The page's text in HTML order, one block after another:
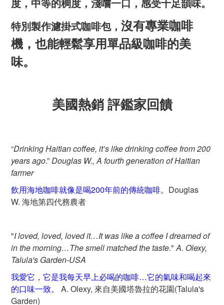
特別製作濾掛式咖啡包， 沒有專業咖啡
機，也能輕鬆享用單品級咖啡的美
味。
美國熱銷 評鑑家回饋
“Drinking Haitian coffee, it’s like drinking coffee from 200
years ago.”Douglas W., A fourth generation of Haitian
farmer
飲用海地咖啡就像是喝200年前的傳統咖啡。 Douglas
W. 海地第四代務農者
"I loved, loved, loved it…It was like a coffee I dreamed of
in the morning…The smell matched the taste."A. Olexy,
Talula's Garden-USA
我愛它，它是我每天早上必喝的咖啡…它的氣味和喝起來
的口味一致。
A. Olexy, 來自美國塔魯拉的花園(Talula's
Garden)